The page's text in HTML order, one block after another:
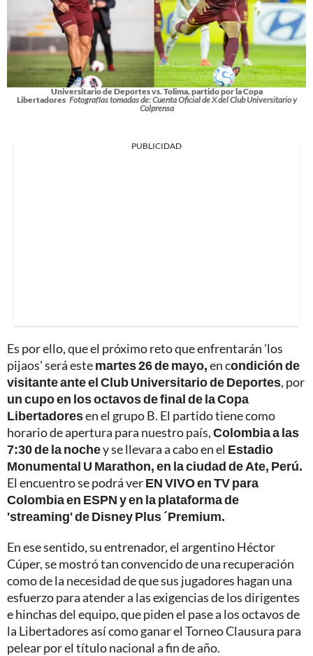
Universitario de Deportes vs. Tolima, partido por la Copa
Libertadores Fotografías tomadas de: Cuenta Oficial de X del Club Universitario y
Colprensa
PUBLICIDAD
Es por ello, que el próximo reto que enfrentarán 'los
pijaos' será estemartes 26 de mayo,en condición de
visitante ante el Club Universitario de Deportes, por
un cupo en los octavos de final de la Copa
Libertadoresen el grupo B. El partido tiene como
horario de apertura para nuestro país,Colombia a las
7:30 de la nochey se llevara a cabo en el Estadio
Monumental U Marathon, en la ciudad de Ate, Perú.
El encuentro se podrá verEN VIVO en TV para
Colombia en ESPN y en la plataforma de
'streaming' de Disney Plus ´Premium.
En ese sentido, su entrenador, el argentino Héctor
Cúper, se mostró tan convencido de una recuperación
como de la necesidad de que sus jugadores hagan una
esfuerzo para atender a las exigencias de los dirigentes
e hinchas del equipo, que piden el pase a los octavos de
la Libertadores así como ganar el Torneo Clausura para
pelear por el título nacional a fin de año.